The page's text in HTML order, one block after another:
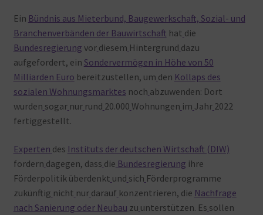
Ein Bündnis aus Mieterbund, Baugewerkschaft, Sozial- und
Branchenverbänden der Bauwirtschaft hat die
Bundesregierung vor diesem Hintergrund dazu
aufgefordert, ein Sondervermögen in Höhe von 50
Milliarden Euro bereitzustellen, um den Kollaps des
sozialen Wohnungsmarktes noch abzuwenden: Dort
wurden sogar nur rund 20.000 Wohnungen im Jahr 2022
fertiggestellt.
Experten des Instituts der deutschen Wirtschaft (DIW)
fordern dagegen, dass die Bundesregierung ihre
Förderpolitik überdenkt und sich Förderprogramme
zukünftig nicht nur darauf konzentrieren, die Nachfrage
nach Sanierung oder Neubau zu unterstützen. Es sollen